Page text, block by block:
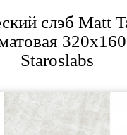
слэб Matt
Staroslabs